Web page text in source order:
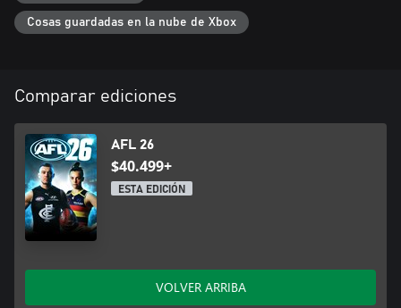
Cosas guardadas en la nube de Xbox
Comparar ediciones
AFL 26
$40.499+
ESTA EDICIÓN
VOLVER ARRIBA